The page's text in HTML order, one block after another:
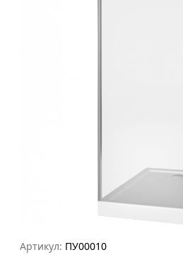
Артикул: ПУ00010